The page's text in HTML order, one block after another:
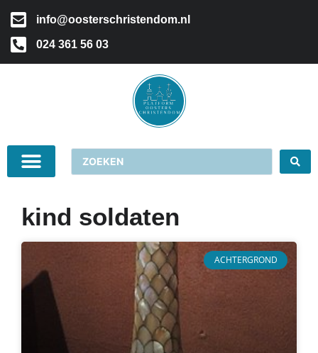
info@oosterschristendom.nl
024 361 56 03
kind soldaten
ACHTERGROND